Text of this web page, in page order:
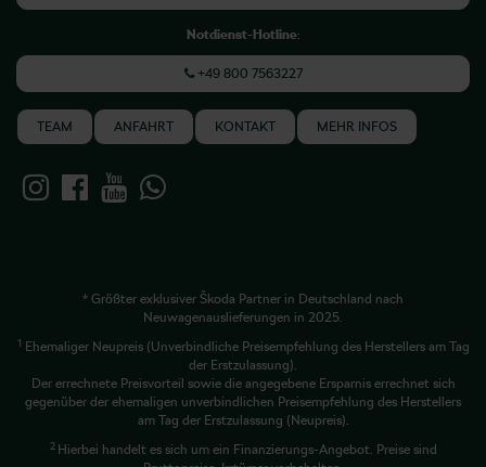
Notdienst-Hotline:
+49 800 7563227
TEAM ANFAHRT KONTAKT MEHR INFOS
* Größter exklusiver Škoda Partner in Deutschland nach
Neuwagenauslieferungen in 2025.
1 Ehemaliger Neupreis (Unverbindliche Preisempfehlung des Herstellers am Tag
der Erstzulassung).
Der errechnete Preisvorteil sowie die angegebene Ersparnis errechnet sich
gegenüber der ehemaligen unverbindlichen Preisempfehlung des Herstellers
am Tag der Erstzulassung (Neupreis).
2 Hierbei handelt es sich um ein Finanzierungs-Angebot. Preise sind